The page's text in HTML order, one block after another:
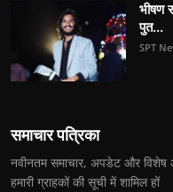
भीषण
पुत...
SPT
समाचार पत्रिका
नवीनतम समाचार, अपडेट और
हमारी ग्राहकों की सूची में शामिल हों